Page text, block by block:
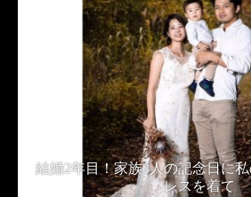
結婚2年目！家族3人の記念日に
レスを着て